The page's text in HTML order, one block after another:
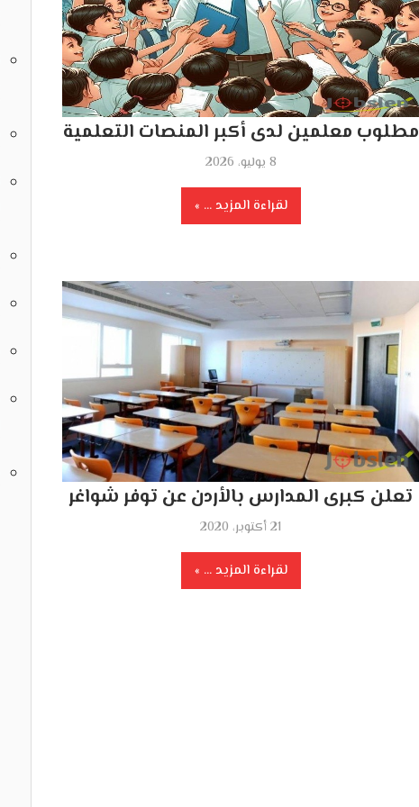
مطلوب معلمين لدى أكبر المنصات التعلمية
8 يوليو، 2026
لقراءة المزيد ...
تعلن كبرى المدارس بالأردن عن توفر شواغر
21 أكتوبر، 2020
لقراءة المزيد ...